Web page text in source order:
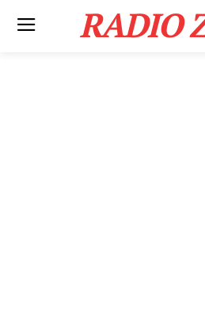
RADIO